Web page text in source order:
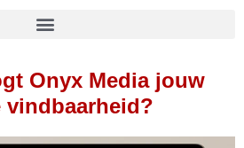
Onyx Media jouw
vindbaarheid?